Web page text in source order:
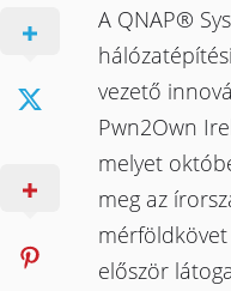
A QNAP®
vezető
Pwn2Own
melyet
meg az
először